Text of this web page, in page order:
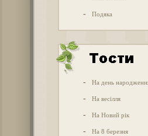
- Подяка
- На день
- На весілля
- На Новий рік
- На 8 березня